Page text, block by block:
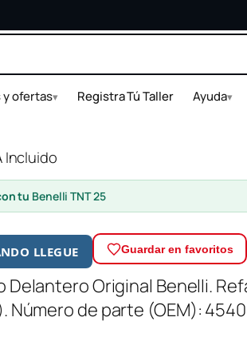
y ofertas▾ Registra Tú Taller Ayuda▾
Incluido
tu Benelli TNT 25
LLEGUE Guardar en favoritos
Delantero Original Benelli.
Número de parte (OEM):